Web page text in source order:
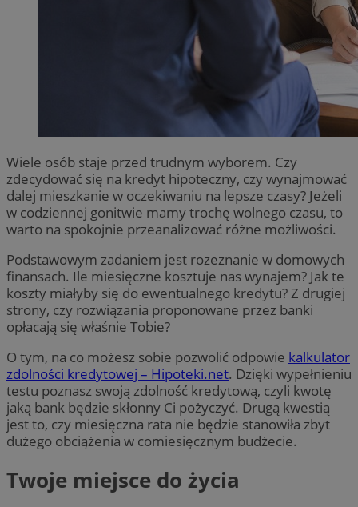
Wiele osób staje przed trudnym wyborem. Czy
zdecydować się na kredyt hipoteczny, czy wynajmować
dalej mieszkanie w oczekiwaniu na lepsze czasy? Jeżeli
w codziennej gonitwie mamy trochę wolnego czasu, to
warto na spokojnie przeanalizować różne możliwości.
Podstawowym zadaniem jest rozeznanie w domowych
finansach. Ile miesięczne kosztuje nas wynajem? Jak te
koszty miałyby się do ewentualnego kredytu? Z drugiej
strony, czy rozwiązania proponowane przez banki
opłacają się właśnie Tobie?
O tym, na co możesz sobie pozwolić odpowie kalkulator
zdolności kredytowej – Hipoteki.net. Dzięki wypełnieniu
testu poznasz swoją zdolność kredytową, czyli kwotę
jaką bank będzie skłonny Ci pożyczyć. Drugą kwestią
jest to, czy miesięczna rata nie będzie stanowiła zbyt
dużego obciążenia w comiesięcznym budżecie.
Twoje miejsce do życia